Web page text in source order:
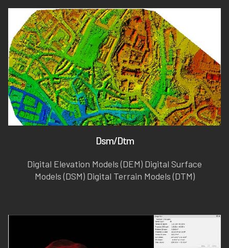
Dsm/Dtm
Digital Elevation Models (DEM) Digital Surface
Models (DSM) Digital Terrain Models (DTM)